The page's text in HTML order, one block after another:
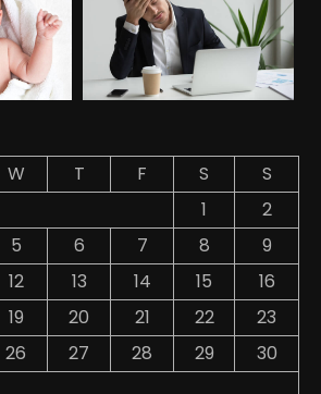
W T F S
S
1
2
5 6 7 8
9
12 13 14 15
16
19 20 21 22
23
26 27 28 29
30